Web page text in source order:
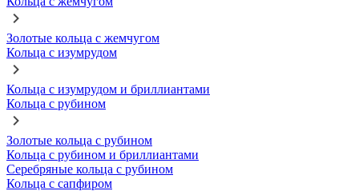
Золотые кольца с жемчугом
Кольца с изумрудом
Кольца с изумрудом и бриллиантами
Кольца с рубином
Золотые кольца с рубином
Кольца с рубином и бриллиантами
Серебряные кольца с рубином
Кольца с сапфиром